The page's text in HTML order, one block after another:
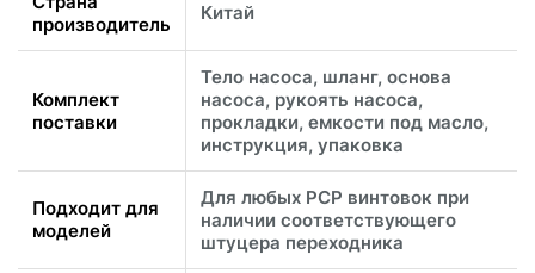
производитель
Китай
Комплект
поставки
Тело насоса, шланг, основа
насоса, рукоять насоса,
прокладки, емкости под масло,
инструкция, упаковка
Подходит для
моделей
Для любых PCP винтовок при
наличии соответствующего
штуцера переходника